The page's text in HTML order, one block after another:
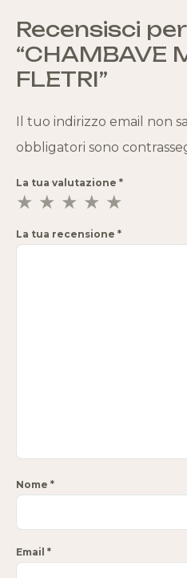
Recensisci
“CHAMBAVE
FLETRI”
Il tuo indirizzo email non
obbligatori sono
La tua valutazione *
La tua recensione *
Nome *
Email *